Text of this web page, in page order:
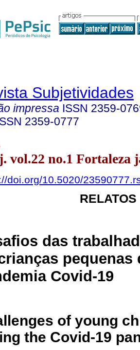
Subjetividades
impressa ISSN 2359-
2359-0777
vol.22 no.1 Fortaleza
doi.org/10.5020/
das
pequenas
Covid-19
of young
the Covid-19